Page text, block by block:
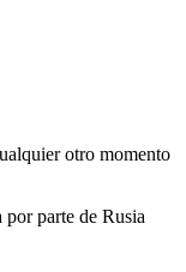
otro momento
parte de Rusia